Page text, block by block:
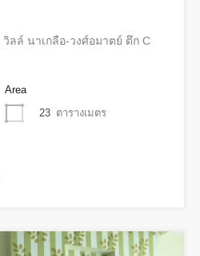
ลล์ นาเกลือ-วงศ์อมาตย์ ตึก C
Area
23 ตารางเมตร